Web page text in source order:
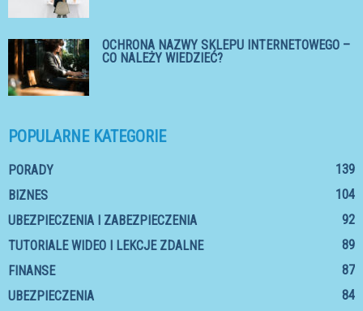
OCHRONA NAZWY SKLEPU INTERNETOWEGO –
CO NALEŻY WIEDZIEĆ?
POPULARNE KATEGORIE
PORADY
139
BIZNES
104
UBEZPIECZENIA I ZABEZPIECZENIA
92
TUTORIALE WIDEO I LEKCJE ZDALNE
89
FINANSE
87
UBEZPIECZENIA
84